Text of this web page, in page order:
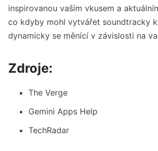
inspirovanou vaším vkusem a
co kdyby mohl vytvářet soundtracky
dynamicky se měnící v závislosti na
Zdroje:
The Verge
Gemini Apps Help
TechRadar